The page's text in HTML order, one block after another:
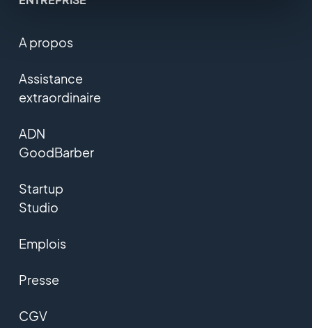
A propos
Assistance
extraordinaire
ADN
GoodBarber
Startup
Studio
Emplois
Presse
CGV